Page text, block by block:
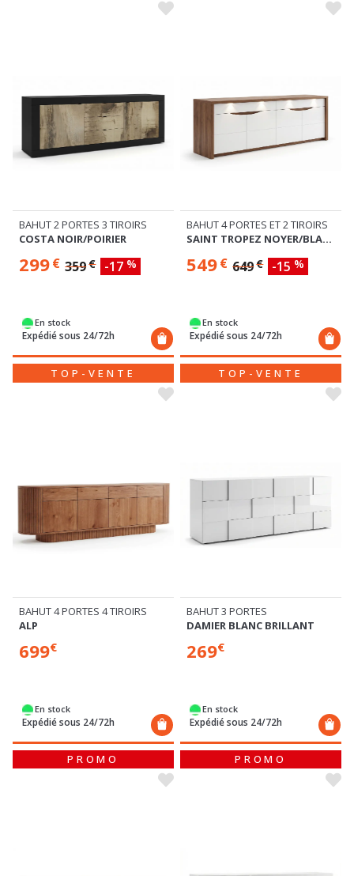
BAHUT 2 PORTES 3 TIROIRS
COSTA NOIR/POIRIER
299€ 359€ -17 %
En stock
Expédié sous 24/72h
BAHUT 4 PORTES ET 2 TIROIRS
SAINT TROPEZ NOYER/BLANC BRILLANT
549€ 649€ -15 %
En stock
Expédié sous 24/72h
TOP-VENTE
BAHUT 4 PORTES 4 TIROIRS
ALP
699€
En stock
Expédié sous 24/72h
TOP-VENTE
BAHUT 3 PORTES
DAMIER BLANC BRILLANT
269€
En stock
Expédié sous 24/72h
PROMO PROMO